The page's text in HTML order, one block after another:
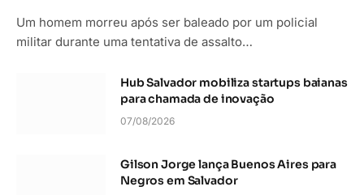
Um homem morreu após ser baleado por um policial
militar durante uma tentativa de assalto…
Hub Salvador mobiliza startups baianas
para chamada de inovação
07/08/2026
Gilson Jorge lança Buenos Aires para
Negros em Salvador